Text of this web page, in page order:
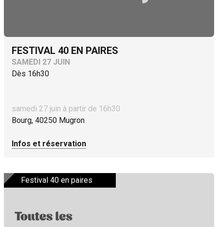
FESTIVAL 40 EN PAIRES
SAMEDI 27 JUIN
Dès 16h30
samedi 27 juin à partir de 16h30
Bourg, 40250 Mugron
Infos et réservation
Festival 40 en paires